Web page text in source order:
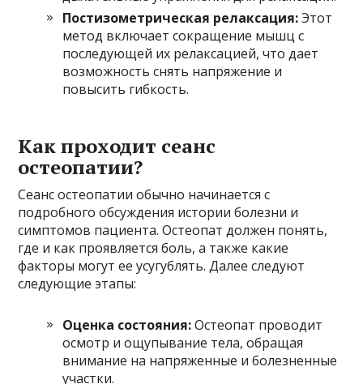
Постизометрическая релаксация:Этот
метод включает сокращение мышц с
последующей их релаксацией, что дает
возможность снять напряжение и
повысить гибкость.
Как проходит сеанс
остеопатии?
Сеанс остеопатии обычно начинается с
подробного обсуждения истории болезни и
симптомов пациента. Остеопат должен понять,
где и как проявляется боль, а также какие
факторы могут ее усугублять. Далее следуют
следующие этапы:
Оценка состояния:Остеопат проводит
осмотр и ощупывание тела, обращая
внимание на напряженные и болезненные
участки.